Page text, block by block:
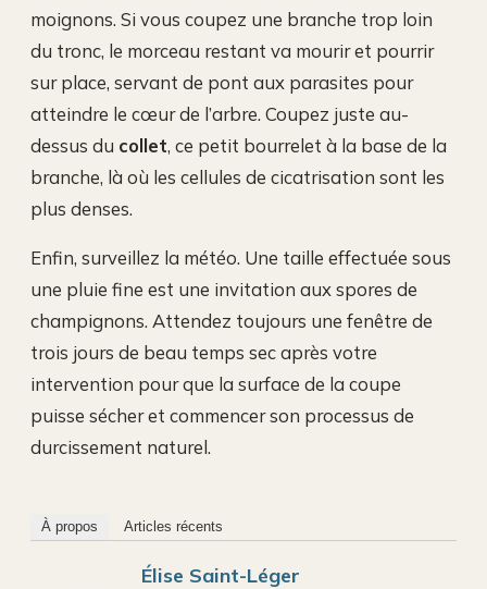
moignons. Si vous coupez une branche trop loin
du tronc, le morceau restant va mourir et pourrir
sur place, servant de pont aux parasites pour
atteindre le cœur de l’arbre. Coupez juste au-
dessus du collet, ce petit bourrelet à la base de la
branche, là où les cellules de cicatrisation sont les
plus denses.
Enfin, surveillez la météo. Une taille effectuée sous
une pluie fine est une invitation aux spores de
champignons. Attendez toujours une fenêtre de
trois jours de beau temps sec après votre
intervention pour que la surface de la coupe
puisse sécher et commencer son processus de
durcissement naturel.
À propos Articles récents
Élise Saint-Léger